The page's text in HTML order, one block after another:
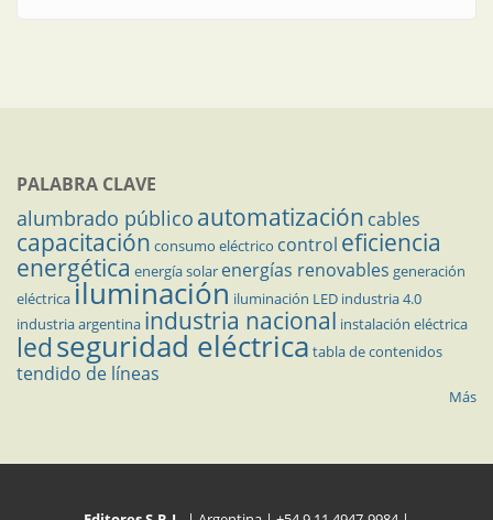
PALABRA CLAVE
alumbrado público automatización cables
capacitación consumo eléctrico control eficiencia
energética energía solar energías renovables generación
eléctricailuminación iluminación LED industria 4.0
industria argentina industria nacional instalación eléctrica
ledseguridad eléctrica tabla de contenidos
tendido de líneas
Más